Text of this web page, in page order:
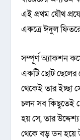
এই প্রথম যৌথ
একত্রে ঈদুল ফিতরে
সম্পূর্ণ অ্যাকশন
একটি ছোট ছেলের
থেকেই তার ইচ্ছা
চলন সব কিছুতেই
হয় সে, তার
থেকে বড় ডন হয়ে